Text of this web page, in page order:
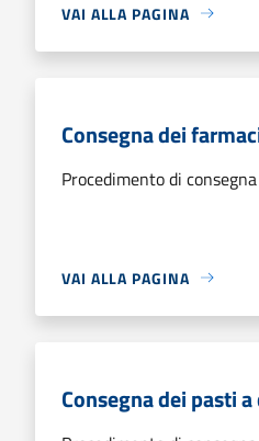
VAI ALLA PAGINA
Consegna dei
Procedimento di
VAI ALLA PAGINA
Consegna dei pasti